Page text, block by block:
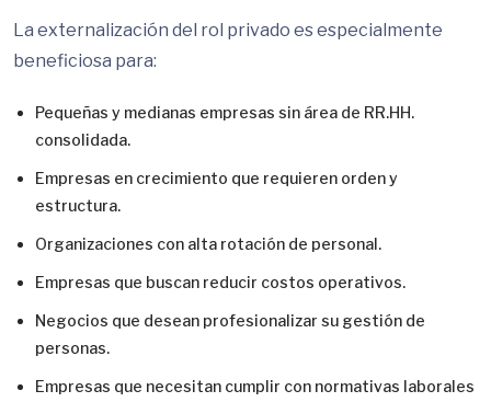
La externalización del rol privado es especialmente
beneficiosa para:
Pequeñas y medianas empresas sin área de RR.HH.
consolidada.
Empresas en crecimiento que requieren orden y
estructura.
Organizaciones con alta rotación de personal.
Empresas que buscan reducir costos operativos.
Negocios que desean profesionalizar su gestión de
personas.
Empresas que necesitan cumplir con normativas laborales